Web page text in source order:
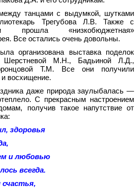
танцами с выдумкой, шутками
Трегубова Л.В. Также с
«низкобюджетная»
Все остались очень довольны.
организована выставка поделок
Шерстневой М.Н., Бадьиной Л.Д.,
Т.М. Все они получили
восхищение.
даже природа заулыбалась —
С прекрасным настроением
получив такое напутствие от
здоровья
и любовью
всегда.